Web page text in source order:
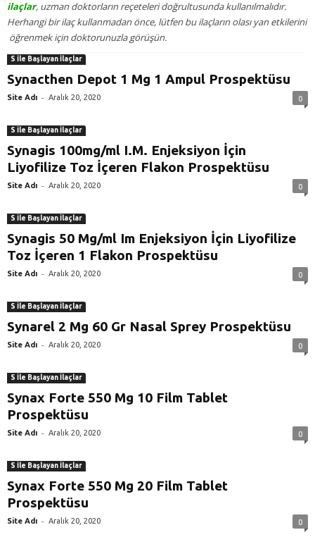
ilaçlar, uzman doktorların reçeteleri doğrultusunda kullanılmalıdır.
Herhangi bir ilaç kullanmadan önce, lütfen bu ilaçların olası yan etkilerini
öğrenmek için doktorunuzla görüşün.
S İle Başlayan İlaçlar
Synacthen Depot 1 Mg 1 Ampul Prospektüsu
Site Adı - Aralık 20, 2020 0
S İle Başlayan İlaçlar
Synagis 100mg/ml I.M. Enjeksiyon İçin
Liyofilize Toz İçeren Flakon Prospektüsu
Site Adı - Aralık 20, 2020 0
S İle Başlayan İlaçlar
Synagis 50 Mg/ml Im Enjeksiyon İçin Liyofilize
Toz İçeren 1 Flakon Prospektüsu
Site Adı - Aralık 20, 2020 0
S İle Başlayan İlaçlar
Synarel 2 Mg 60 Gr Nasal Sprey Prospektüsu
Site Adı - Aralık 20, 2020 0
S İle Başlayan İlaçlar
Synax Forte 550 Mg 10 Film Tablet
Prospektüsu
Site Adı - Aralık 20, 2020 0
S İle Başlayan İlaçlar
Synax Forte 550 Mg 20 Film Tablet
Prospektüsu
Site Adı - Aralık 20, 2020 0